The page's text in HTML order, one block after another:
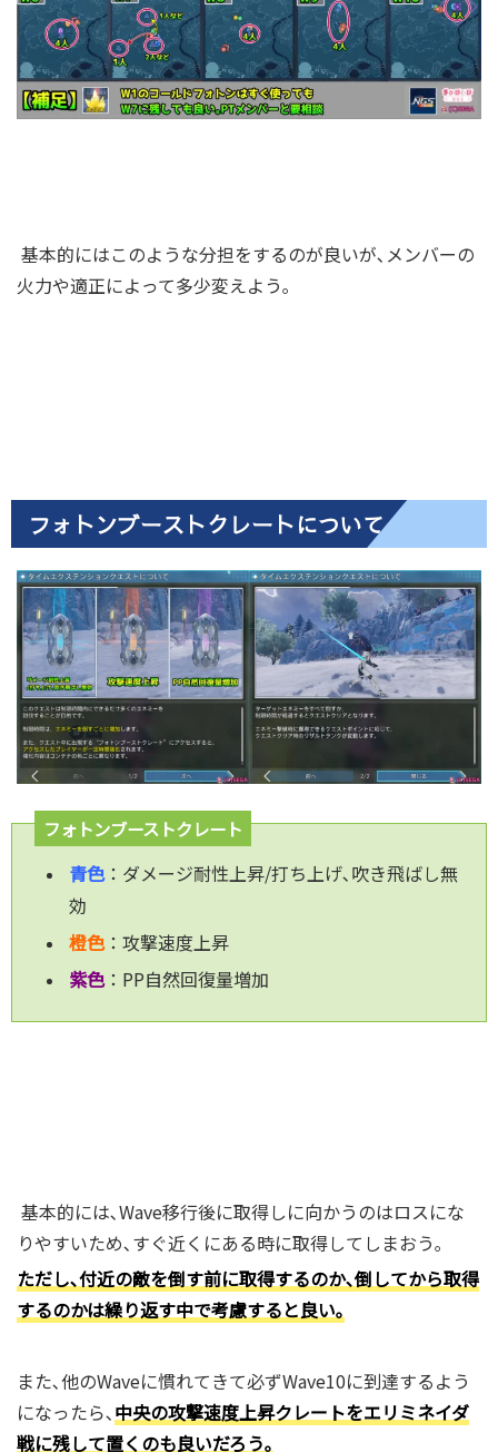
基本的にはこのような分担をするのが良いが､メンバーの
火力や適正によって多少変えよう｡
フォトンブーストクレートについて
フォトンブーストクレート
青色：ダメージ耐性上昇/打ち上げ､吹き飛ばし無
効
橙色：攻撃速度上昇
紫色：PP自然回復量増加
基本的には､Wave移行後に取得しに向かうのはロスにな
りやすいため､すぐ近くにある時に取得してしまおう｡
ただし､付近の敵を倒す前に取得するのか､倒してから取得
するのかは繰り返す中で考慮すると良い｡
また､他のWaveに慣れてきて必ずWave10に到達するよう
になったら､中央の攻撃速度上昇クレートをエリミネイダ
戦に残して置くのも良いだろう｡